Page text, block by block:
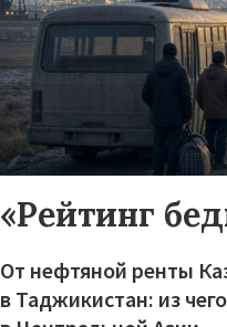
«Рейтинг
От нефтяной ренты
в Таджикистан: из